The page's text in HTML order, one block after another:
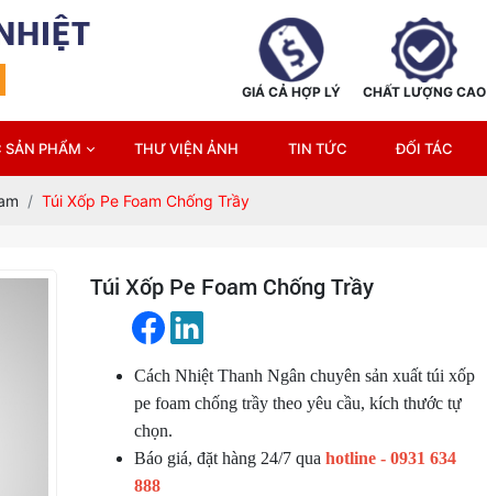
GIÁ CẢ HỢP LÝ CHẤT LƯỢNG CAO
SẢN PHẨM THƯ VIỆN ẢNH TIN TỨC ĐỐI TÁC
Túi Xốp Pe Foam Chống Trầy
Túi Xốp Pe Foam Chống Trầy
Cách Nhiệt Thanh Ngân chuyên sản xuất túi xốp
pe foam chống trầy theo yêu cầu, kích thước tự
chọn.
Báo giá, đặt hàng 24/7 qua hotline - 0931 634
888